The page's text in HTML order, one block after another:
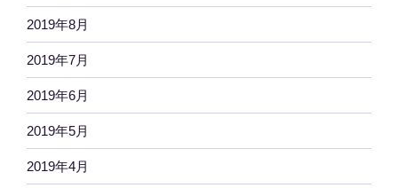
2019年8月
2019年7月
2019年6月
2019年5月
2019年4月